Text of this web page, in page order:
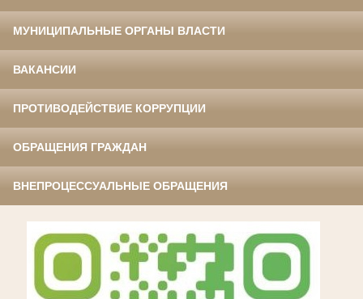
МУНИЦИПАЛЬНЫЕ ОРГАНЫ ВЛАСТИ
ВАКАНСИИ
ПРОТИВОДЕЙСТВИЕ КОРРУПЦИИ
ОБРАЩЕНИЯ ГРАЖДАН
ВНЕПРОЦЕССУАЛЬНЫЕ ОБРАЩЕНИЯ